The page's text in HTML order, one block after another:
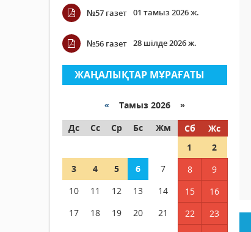
№57 газет 01 тамыз 2026 ж.
№56 газет 28 шілде 2026 ж.
ЖАҢАЛЫҚТАР МҰРАҒАТЫ
« Тамыз 2026 »
Дс
Сс Ср Бс Жм Сб
Жс
1
2
3
4 5 6 7 8
9
10
11 12 13 14 15
16
17
18 19 20 21 22
23